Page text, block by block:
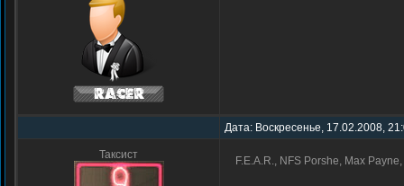
Дата: Воскресенье, 17.02.2008,
Таксист F.E.A.R., NFS Porshe, Max